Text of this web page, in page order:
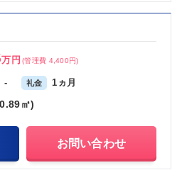
万円 (管理費 4,400円)
- 礼金 1ヵ月
㎡)
お問い合わせ